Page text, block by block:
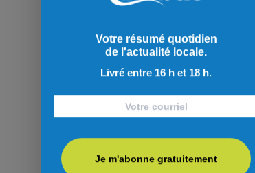
Votre résumé quotidien
de l'actualité locale.
Livré entre 16 h et 18 h.
Je m'abonne gratuitement